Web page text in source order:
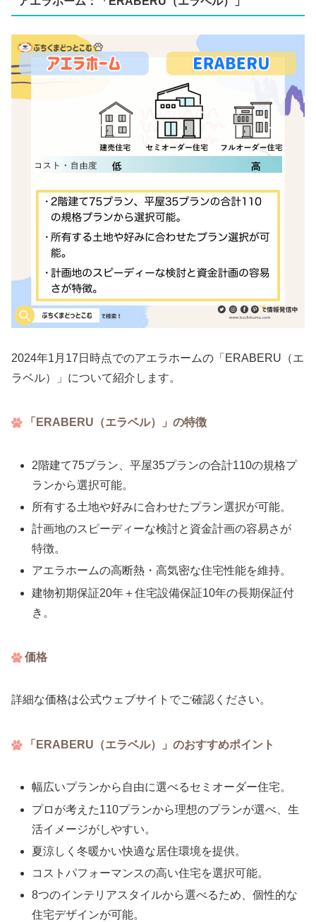
2024年1月17日時点でのアエラホームの「ERABERU（エ
ラベル）」について紹介します。
「ERABERU（エラベル）」の特徴
2階建て75プラン、平屋35プランの合計110の規格プ
ランから選択可能。
所有する土地や好みに合わせたプラン選択が可能。
計画地のスピーディーな検討と資金計画の容易さが
特徴。
アエラホームの高断熱・高気密な住宅性能を維持。
建物初期保証20年＋住宅設備保証10年の長期保証付
き。
価格
詳細な価格は公式ウェブサイトでご確認ください。
「ERABERU（エラベル）」のおすすめポイント
幅広いプランから自由に選べるセミオーダー住宅。
プロが考えた110プランから理想のプランが選べ、生
活イメージがしやすい。
夏涼しく冬暖かい快適な居住環境を提供。
コストパフォーマンスの高い住宅を選択可能。
8つのインテリアスタイルから選べるため、個性的な
住宅デザインが可能。